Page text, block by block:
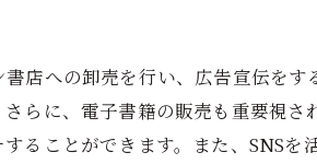
店への卸売を行い、広告宣伝を
らに、電子書籍の販売も重要視
ることができます。また、SNS